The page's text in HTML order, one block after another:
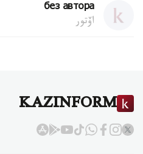
без автора
اۆتور
KAZINFORM